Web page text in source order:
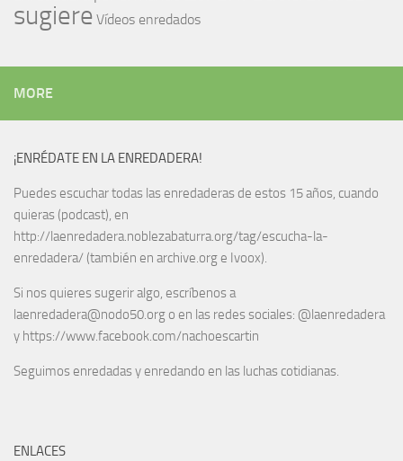
sugiere Vídeos enredados
MORE
¡ENRÉDATE EN LA ENREDADERA!
Puedes escuchar todas las enredaderas de estos 15 años, cuando
quieras (podcast), en
http://laenredadera.noblezabaturra.org/tag/escucha-la-
enredadera/ (también en archive.org e Ivoox).
Si nos quieres sugerir algo, escríbenos a
laenredadera@nodo50.org o en las redes sociales: @laenredadera
y https://www.facebook.com/nachoescartin
Seguimos enredadas y enredando en las luchas cotidianas.
ENLACES